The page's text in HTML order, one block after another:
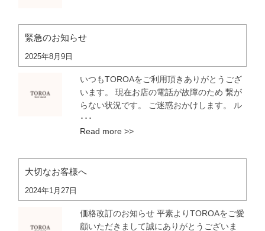
緊急のお知らせ
2025年8月9日
いつもTOROAをご利用頂きありがとうござ
います。 現在お店の電話が故障のため 繋が
らない状況です。 ご迷惑おかけします。 ル
･･･
Read more >>
大切なお客様へ
2024年1月27日
価格改訂のお知らせ 平素よりTOROAをご愛
顧いただきまして誠にありがとうございま